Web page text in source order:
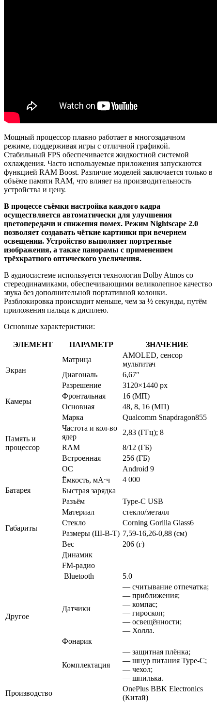
Мощный процессор плавно работает в многозадачном
режиме, поддерживая игры с отличной графикой.
Стабильный FPS обеспечивается жидкостной системой
охлаждения. Часто используемые приложения запускаются
функцией RAM Boost. Различие моделей заключается только в
объёме памяти RAM, что влияет на производительность
устройства и цену.
В процессе съёмки настройка каждого кадра
осуществляется автоматически для улучшения
цветопередачи и снижения помех. Режим Nightscape 2.0
позволяет создавать чёткие картинки при вечернем
освещении. Устройство выполняет портретные
изображения, а также панорамы с применением
трёхкратного оптического увеличения.
В аудиосистеме используется технология Dolby Atmos со
стереодинамиками, обеспечивающими великолепное качество
звука без дополнительной портативной колонки.
Разблокировка происходит меньше, чем за ½ секунды, путём
приложения пальца к дисплею.
Основные характеристики:
ЭЛЕМЕНТ ПАРАМЕТР ЗНАЧЕНИЕ
Экран
Матрица
AMOLED, сенсор
мультитач
Диагональ
6,67″
Разрешение
3120×1440 px
Камеры
Фронтальная
16 (МП)
Основная
48, 8, 16 (МП)
Память и
процессор
Марка
Qualcomm Snapdragon855
Частота и кол-во
ядер
2,83 (ГГц); 8
RAM
8/12 (ГБ)
Встроенная
256 (ГБ)
ОС
Android 9
Батарея
Ёмкость, мА⋅ч
4 000
Быстрая зарядка
Разъём
Type-C USB
Габариты
Материал
стекло/металл
Стекло
Corning Gorilla Glass6
Размеры (Ш-В-Т) 7,59-16,26-0,88 (см)
Вес
206 (г)
Другое
Динамик
FM-радио
Bluetooth
5.0
Датчики
— считывание отпечатка;
— приближения;
— компас;
— гироскоп;
— освещённости;
— Холла.
Фонарик
Комплектация
— защитная плёнка;
— шнур питания Type-C;
— чехол;
— шпилька.
Производство
OnePlus BBK Electronics
(Китай)